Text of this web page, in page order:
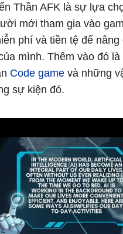
Thần AFK là sự lựa
mới tham gia vào
phí và tiền tệ để nâng
mình. Thêm vào đó
Code game và những
sự kiện đó.